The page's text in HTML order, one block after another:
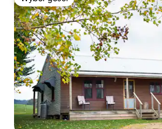
Wybór gości